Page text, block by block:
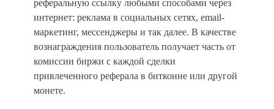
реферальную ссылку любыми способами через
интернет: реклама в социальных сетях, email-
маркетинг, мессенджеры и так далее. В качестве
вознаграждения пользователь получает часть от
комиссии биржи с каждой сделки
привлеченного реферала в биткоине или другой
монете.